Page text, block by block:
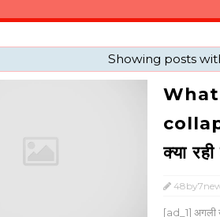
Showing posts
क्या
[ad_1] अगली